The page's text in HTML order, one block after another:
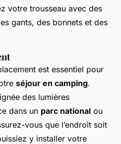
votre trousseau avec des
gants, des bonnets et des
est essentiel pour
séjour en camping.
des lumières
dans un parc national ou
vous que l’endroit soit
y installer votre